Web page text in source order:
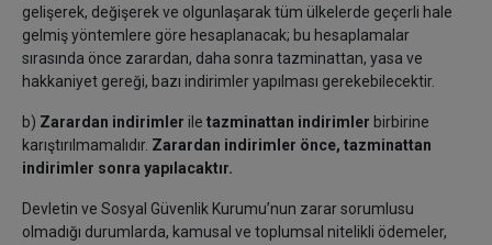
gelişerek, değişerek ve olgunlaşarak tüm ülkelerde geçerli hale
gelmiş yöntemlere göre hesaplanacak; bu hesaplamalar
sırasında önce zarardan, daha sonra tazminattan, yasa ve
hakkaniyet gereği, bazı indirimler yapılması gerekebilecektir.
b) Zarardan indirimler ile tazminattan indirimler birbirine
karıştırılmamalıdır. Zarardan indirimler önce, tazminattan
indirimler sonra yapılacaktır.
Devletin ve Sosyal Güvenlik Kurumu’nun zarar sorumlusu
olmadığı durumlarda, kamusal ve toplumsal nitelikli ödemeler,